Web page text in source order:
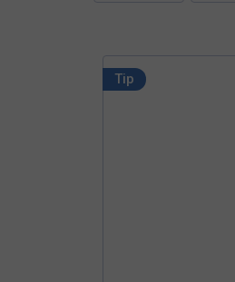
Tip